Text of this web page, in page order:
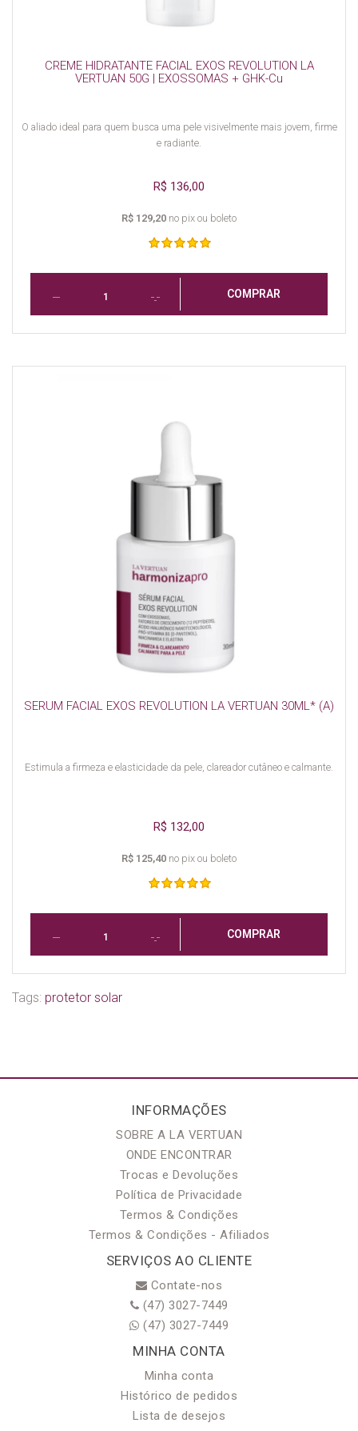
CREME HIDRATANTE FACIAL EXOS REVOLUTION LA
VERTUAN 50G | EXOSSOMAS + GHK-Cu
O aliado ideal para quem busca uma pele visivelmente mais jovem, firme
e radiante.
R$ 136,00
R$ 129,20 no pix ou boleto
COMPRAR
SERUM FACIAL EXOS REVOLUTION LA VERTUAN 30ML* (A)
Estimula a firmeza e elasticidade da pele, clareador cutâneo e calmante.
R$ 132,00
R$ 125,40 no pix ou boleto
COMPRAR
Tags: protetor solar
INFORMAÇÕES
SOBRE A LA VERTUAN
ONDE ENCONTRAR
Trocas e Devoluções
Política de Privacidade
Termos & Condições
Termos & Condições - Afiliados
SERVIÇOS AO CLIENTE
Contate-nos
(47) 3027-7449
(47) 3027-7449
MINHA CONTA
Minha conta
Histórico de pedidos
Lista de desejos